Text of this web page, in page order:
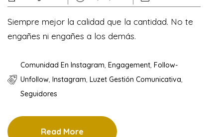
Siempre mejor la calidad que la cantidad. No te
engañes ni engañes a los demás.
Comunidad En Instagram, Engagement, Follow-
Unfollow, Instagram, Luzet Gestión Comunicativa,
Seguidores
Read More